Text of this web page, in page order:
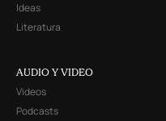
Ideas
Literatura
AUDIO Y VIDEO
Videos
Podcasts